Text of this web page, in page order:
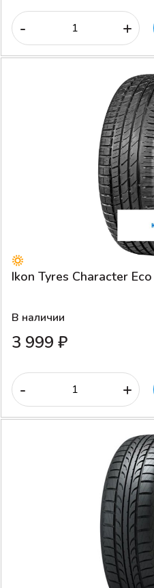
- +
Ikon Tyres Character
В наличии
3 999 ₽
- +